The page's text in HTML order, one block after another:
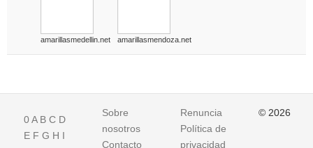
amarillasmedellin.net amarillasmendoza.net
0A B C D
E F G H I
Sobre
nosotros
Contacto
Renuncia
Política de
privacidad
© 2026